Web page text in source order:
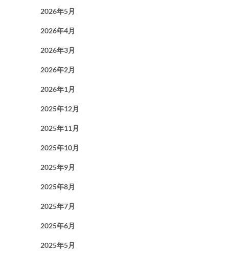
2026年5月
2026年4月
2026年3月
2026年2月
2026年1月
2025年12月
2025年11月
2025年10月
2025年9月
2025年8月
2025年7月
2025年6月
2025年5月